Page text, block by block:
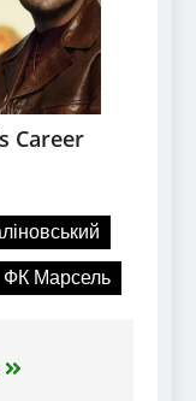
ФК Марсель